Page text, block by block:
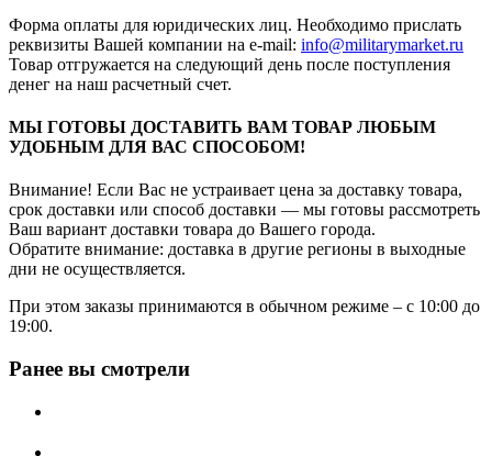
Форма оплаты для юридических лиц. Необходимо прислать
реквизиты Вашей компании на е-mail: info@militarymarket.ru
Товар отгружается на следующий день после поступления
денег на наш расчетный счет.
МЫ ГОТОВЫ ДОСТАВИТЬ ВАМ ТОВАР ЛЮБЫМ
УДОБНЫМ ДЛЯ ВАС СПОСОБОМ!
Внимание! Если Вас не устраивает цена за доставку товара,
срок доставки или способ доставки — мы готовы рассмотреть
Ваш вариант доставки товара до Вашего города.
Обратите внимание: доставка в другие регионы в выходные
дни не осуществляется.
При этом заказы принимаются в обычном режиме – с 10:00 до
19:00.
Ранее вы смотрели